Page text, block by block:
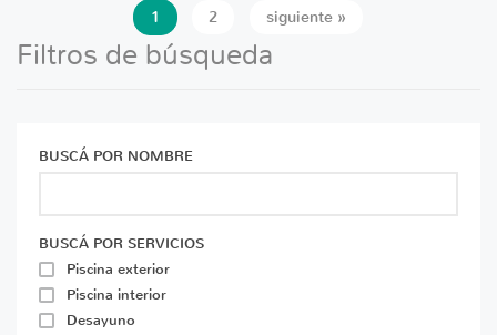
1 2 siguiente »
Filtros de búsqueda
BUSCÁ POR NOMBRE
BUSCÁ POR SERVICIOS
Piscina exterior
Piscina interior
Desayuno